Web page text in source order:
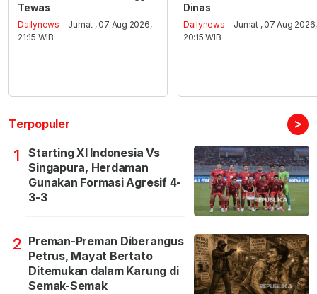
Tewas
Dailynews - Jumat , 07 Aug 2026,
21:15 WIB
Dinas
Dailynews - Jumat , 07 Aug 2026,
20:15 WIB
Terpopuler >
1
Starting XI Indonesia Vs
Singapura, Herdaman
Gunakan Formasi Agresif 4-
3-3
2 Preman-Preman Diberangus
Petrus, Mayat Bertato
Ditemukan dalam Karung di
Semak-Semak